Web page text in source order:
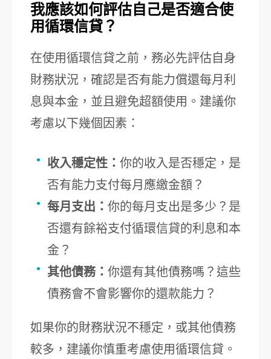
我應該如何評估自己是否適合使
用循環信貸？
在使用循環信貸之前，務必先評估自身
財務狀況，確認是否有能力償還每月利
息與本金，並且避免超額使用。建議你
考慮以下幾個因素：
收入穩定性： 你的收入是否穩定，是
否有能力支付每月應繳金額？
每月支出： 你的每月支出是多少？是
否還有餘裕支付循環信貸的利息和本
金？
其他債務： 你還有其他債務嗎？這些
債務會不會影響你的還款能力？
如果你的財務狀況不穩定，或其他債務
較多，建議你慎重考慮使用循環信貸。